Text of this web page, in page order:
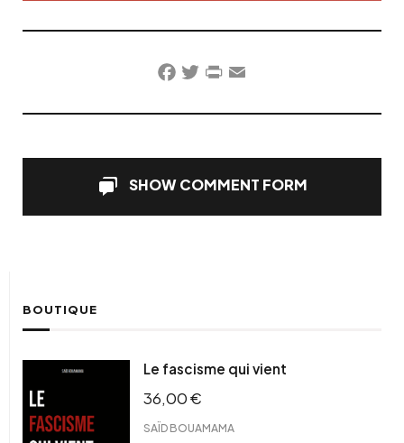
Facebook
TwitterPrintFriendly
Email
SHOW COMMENT FORM
BOUTIQUE
Le fascisme qui vient
36,00€
SAÏD BOUAMAMA